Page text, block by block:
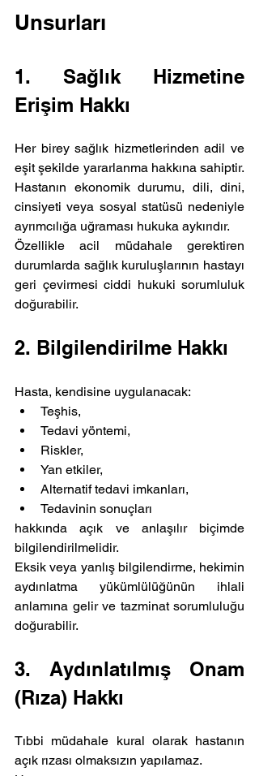
Unsurları
1. Sağlık Hizmetine
Erişim Hakkı
Her birey sağlık hizmetlerinden adil ve
eşit şekilde yararlanma hakkına sahiptir.
Hastanın ekonomik durumu, dili, dini,
cinsiyeti veya sosyal statüsü nedeniyle
ayrımcılığa uğraması hukuka aykırıdır.
Özellikle acil müdahale gerektiren
durumlarda sağlık kuruluşlarının hastayı
geri çevirmesi ciddi hukuki sorumluluk
doğurabilir.
2. Bilgilendirilme Hakkı
Hasta, kendisine uygulanacak:
Teşhis,
Tedavi yöntemi,
Riskler,
Yan etkiler,
Alternatif tedavi imkanları,
Tedavinin sonuçları
hakkında açık ve anlaşılır biçimde
bilgilendirilmelidir.
Eksik veya yanlış bilgilendirme, hekimin
aydınlatma yükümlülüğünün ihlali
anlamına gelir ve tazminat sorumluluğu
doğurabilir.
3. Aydınlatılmış Onam
(Rıza) Hakkı
Tıbbi müdahale kural olarak hastanın
açık rızası olmaksızın yapılamaz.